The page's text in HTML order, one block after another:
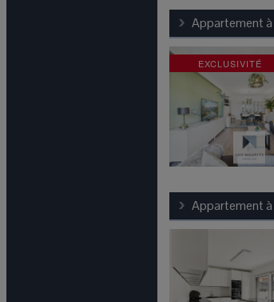
Appartement à
EXCLUSIVITÉ
Appartement à